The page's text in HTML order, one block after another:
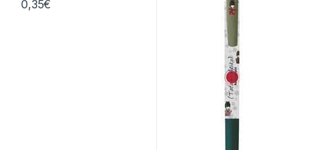
0,35€